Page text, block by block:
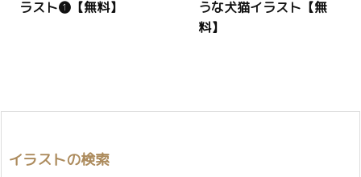
ラスト❶【無料】
うな犬猫イラスト【無
料】
イラストの検索